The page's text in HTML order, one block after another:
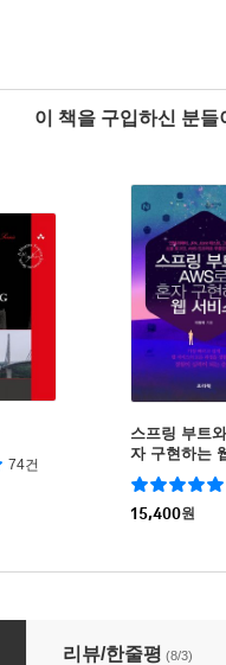
이 책을 구입하신 분
74건
스프링 부트
자 구현하는
15,400원
리뷰/한줄평 (8/3)